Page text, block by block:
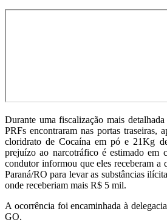
Durante uma fiscalização mais
PRFs encontraram nas portas traseiras,
cloridrato de Cocaína em pó e 21Kg
prejuízo ao narcotráfico é estimado em
condutor informou que eles receberam a
Paraná/RO para levar as substâncias
onde receberiam mais R$ 5 mil.
A ocorrência foi encaminhada à
GO.